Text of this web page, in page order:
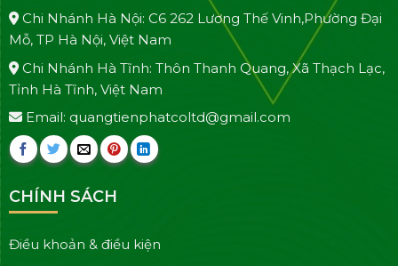
Chi Nhánh Hà Nội: C6 262 Lương Thế Vinh,Phường Đại
Mỗ, TP Hà Nội, Việt Nam
Chi Nhánh Hà Tĩnh: Thôn Thanh Quang, Xã Thạch Lạc,
Tỉnh Hà Tĩnh, Việt Nam
Email: quangtienphatcoltd@gmail.com
CHÍNH SÁCH
Điều khoản & điều kiện